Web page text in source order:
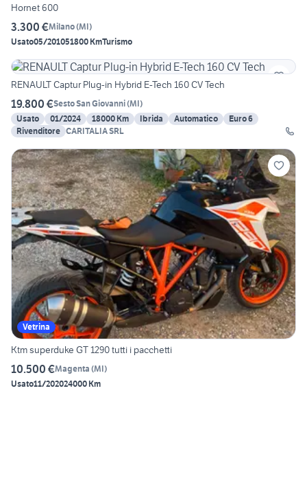
Hornet 600
3.300 €Milano(MI)
Usato05/201051800 KmTurismo
RENAULT Captur Plug-in Hybrid E-Tech 160 CV Tech
19.800 €Sesto San Giovanni(MI)
Usato
01/2024 18000 Km Ibrida Automatico
Euro 6
Rivenditore CARITALIA SRL
Vetrina
Ktm superduke GT 1290 tutti i pacchetti
10.500 €Magenta (MI)
Usato11/202024000 Km